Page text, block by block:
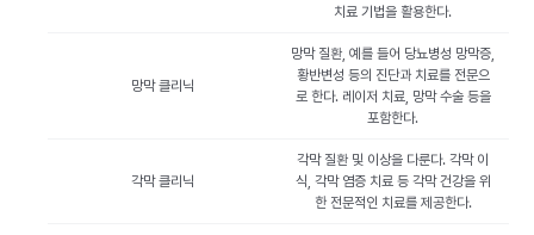
치료 기법을 활용한다.
망막 클리닉
망막 질환, 예를 들어 당뇨병성 망막증,
황반변성 등의 진단과 치료를 전문으
로 한다. 레이저 치료, 망막 수술 등을
포함한다.
각막 클리닉
각막 질환 및 이상을 다룬다. 각막 이
식, 각막 염증 치료 등 각막 건강을 위
한 전문적인 치료를 제공한다.